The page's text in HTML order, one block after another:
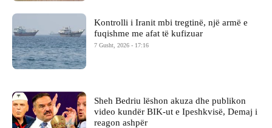
Kontrolli i Iranit mbi tregtinë, një armë e
fuqishme me afat të kufizuar
7 Gusht, 2026 - 17:16
Sheh Bedriu lëshon akuza dhe publikon
video kundër BIK-ut e Ipeshkvisë, Demaj i
reagon ashpër